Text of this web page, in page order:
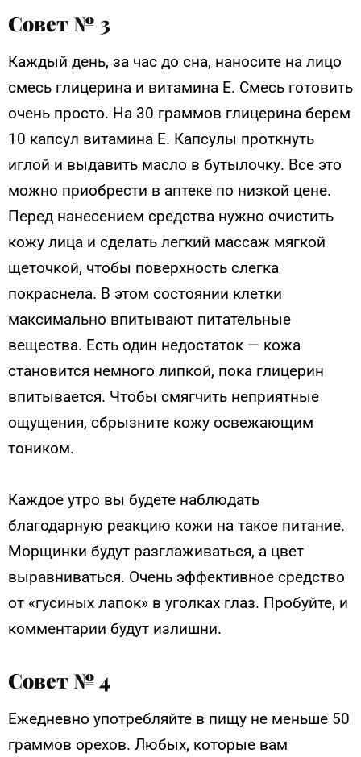
Совет № 3
Каждый день, за час до сна, наносите на лицо
смесь глицерина и витамина Е. Смесь готовить
очень просто. На 30 граммов глицерина берем
10 капсул витамина Е. Капсулы проткнуть
иглой и выдавить масло в бутылочку. Все это
можно приобрести в аптеке по низкой цене.
Перед нанесением средства нужно очистить
кожу лица и сделать легкий массаж мягкой
щеточкой, чтобы поверхность слегка
покраснела. В этом состоянии клетки
максимально впитывают питательные
вещества. Есть один недостаток — кожа
становится немного липкой, пока глицерин
впитывается. Чтобы смягчить неприятные
ощущения, сбрызните кожу освежающим
тоником.
Каждое утро вы будете наблюдать
благодарную реакцию кожи на такое питание.
Морщинки будут разглаживаться, а цвет
выравниваться. Очень эффективное средство
от «гусиных лапок» в уголках глаз. Пробуйте, и
комментарии будут излишни.
Совет № 4
Ежедневно употребляйте в пищу не меньше 50
граммов орехов. Любых, которые вам